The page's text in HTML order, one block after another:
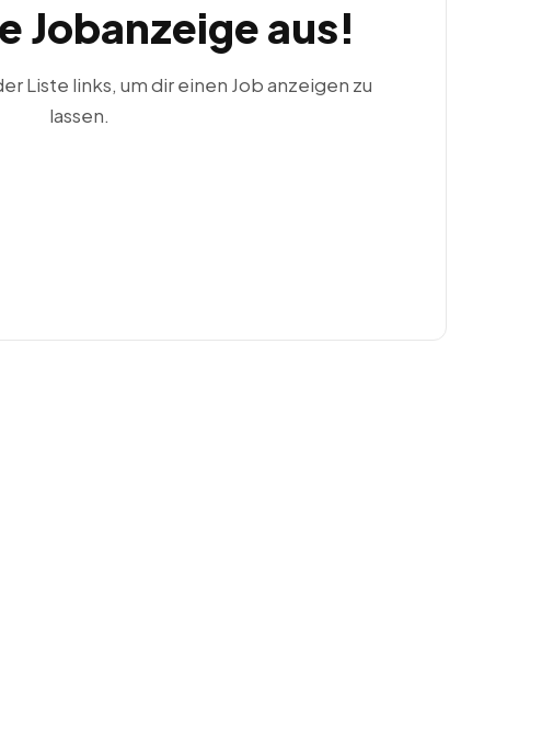
Jobanzeige aus!
Liste links, um dir einen Job anzeigen zu
lassen.